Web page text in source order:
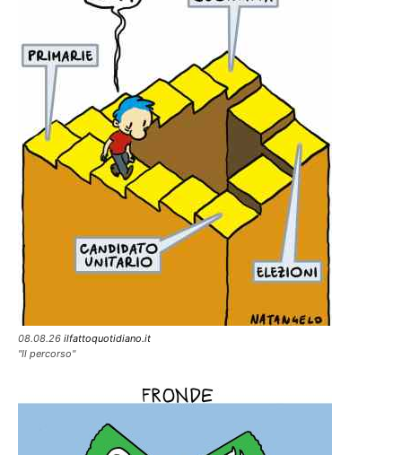
08.08.26 ilfattoquotidiano.it
"Il percorso"